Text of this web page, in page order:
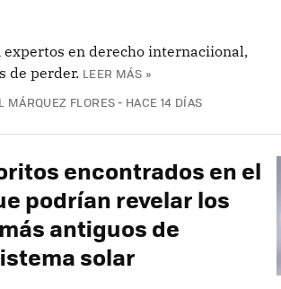
expertos en derecho internaciional,
de perder. LEER MÁS »
MÁRQUEZ FLORES HACE 14 DÍAS
encontrados en el
podrían revelar los
antiguos de
solar